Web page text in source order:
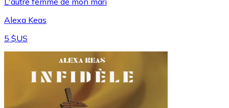
Alexa Keas
5 $US